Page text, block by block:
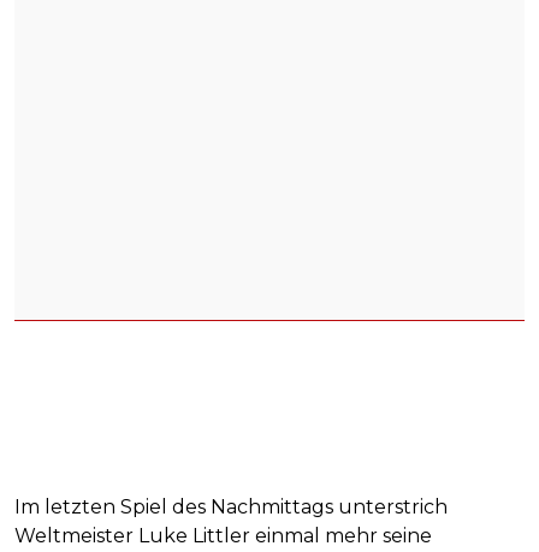
Im letzten Spiel des Nachmittags unterstrich
Weltmeister Luke Littler einmal mehr seine